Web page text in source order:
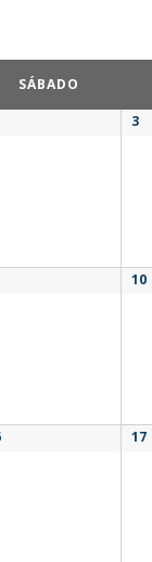
SÁBADO
3
10
17